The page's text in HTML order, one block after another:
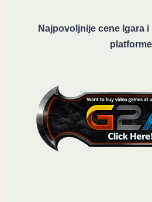
Najpovoljnije cene Igara i
platforme